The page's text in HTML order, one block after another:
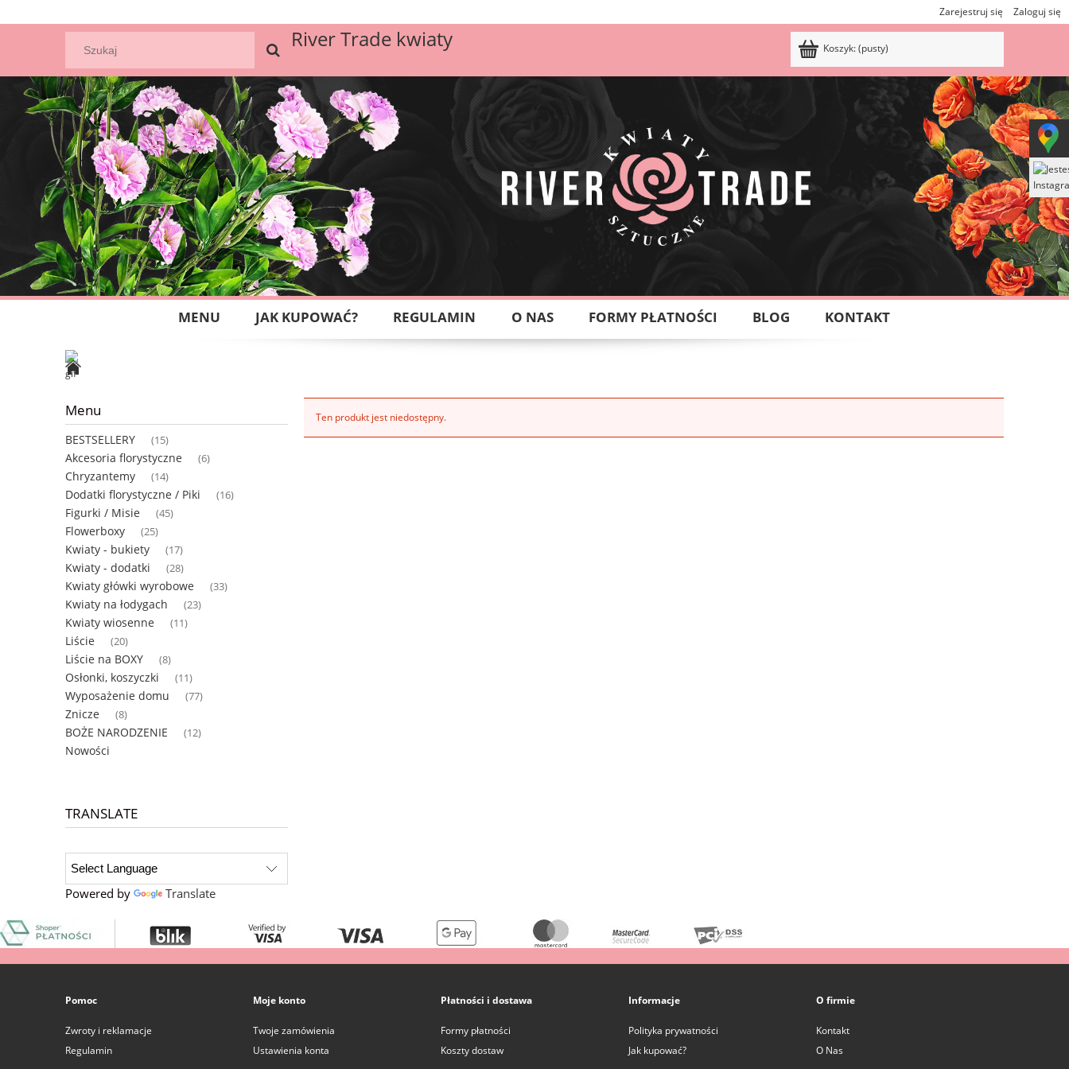
Zarejestruj się Zaloguj się
River Trade kwiaty Koszyk:(pusty)
MENU JAK KUPOWAĆ? REGULAMIN O NAS FORMY PŁATNOŚCI BLOG KONTAKT
Menu
BESTSELLERY (15)
Akcesoria florystyczne (6)
Chryzantemy (14)
Dodatki florystyczne / Piki (16)
Figurki / Misie (45)
Flowerboxy (25)
Kwiaty - bukiety (17)
Kwiaty - dodatki (28)
Kwiaty główki wyrobowe (33)
Kwiaty na łodygach (23)
Kwiaty wiosenne (11)
Liście (20)
Liście na BOXY (8)
Osłonki, koszyczki (11)
Wyposażenie domu (77)
Znicze (8)
BOŻE NARODZENIE (12)
Nowości
TRANSLATE
Powered by Translate
Ten produkt jest niedostępny.
Pomoc
Zwroty i reklamacje
Regulamin
Moje konto
Twoje zamówienia
Ustawienia konta
Płatności i dostawa
Formy płatności
Koszty dostaw
Informacje
Polityka prywatności
Jak kupować?
O firmie
Kontakt
O Nas